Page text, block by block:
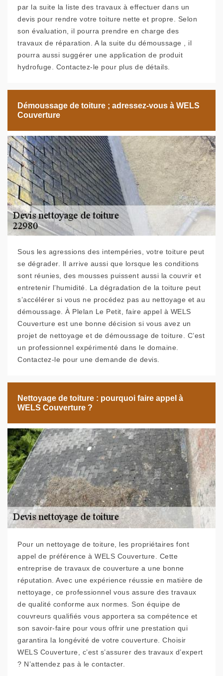
par la suite la liste des travaux à effectuer dans un
devis pour rendre votre toiture nette et propre. Selon
son évaluation, il pourra prendre en charge des
travaux de réparation. A la suite du démoussage , il
pourra aussi suggérer une application de produit
hydrofuge. Contactez-le pour plus de détails.
Démoussage de toiture ; adressez-vous à WELS
Couverture
Sous les agressions des intempéries, votre toiture peut
se dégrader. Il arrive aussi que lorsque les conditions
sont réunies, des mousses puissent aussi la couvrir et
entretenir l’humidité. La dégradation de la toiture peut
s’accélérer si vous ne procédez pas au nettoyage et au
démoussage. À Plelan Le Petit, faire appel à WELS
Couverture est une bonne décision si vous avez un
projet de nettoyage et de démoussage de toiture. C’est
un professionnel expérimenté dans le domaine.
Contactez-le pour une demande de devis.
Nettoyage de toiture : pourquoi faire appel à
WELS Couverture ?
Pour un nettoyage de toiture, les propriétaires font
appel de préférence à WELS Couverture. Cette
entreprise de travaux de couverture a une bonne
réputation. Avec une expérience réussie en matière de
nettoyage, ce professionnel vous assure des travaux
de qualité conforme aux normes. Son équipe de
couvreurs qualifiés vous apportera sa compétence et
son savoir-faire pour vous offrir une prestation qui
garantira la longévité de votre couverture. Choisir
WELS Couverture, c’est s’assurer des travaux d’expert
? N’attendez pas à le contacter.